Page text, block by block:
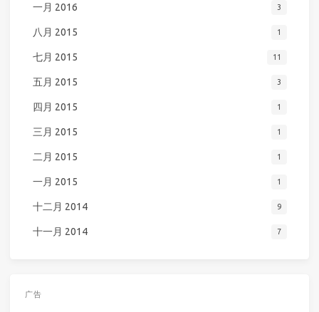
一月 2016 3
八月 2015 1
七月 2015 11
五月 2015 3
四月 2015 1
三月 2015 1
二月 2015 1
一月 2015 1
十二月 2014 9
十一月 2014 7
广告